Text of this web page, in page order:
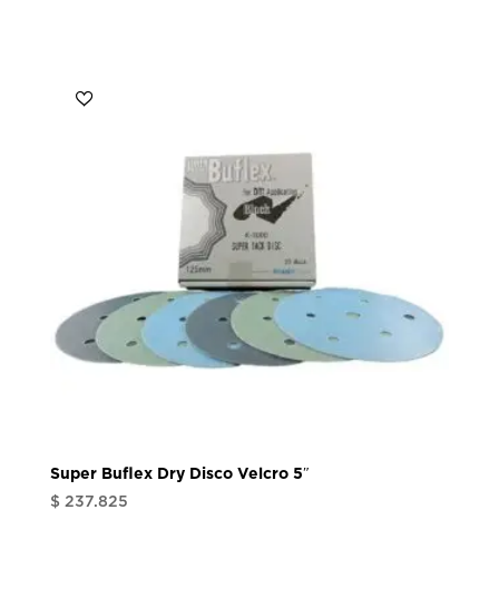
Super Buflex Dry Disco Velcro 5″
$ 237.825